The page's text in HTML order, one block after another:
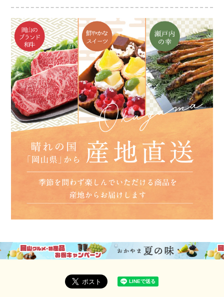
を使い、親鶏(かしわ肉)とキャベツを入れて
提供しはじめた焼そばが評判になり、ひるぜ
んの焼そばとして知られるようになりまし
た。
今もなお蒜山の味として地元で愛され続けて
います。
ぜひ一度ご賞味ください。
※えびめしを作るには本製品の他に、ご飯や
野菜など用意する必要があります